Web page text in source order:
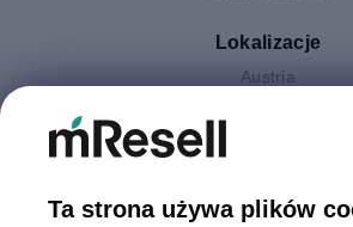
Lokalizacje
Austria
Polska
Ta strona używa plików